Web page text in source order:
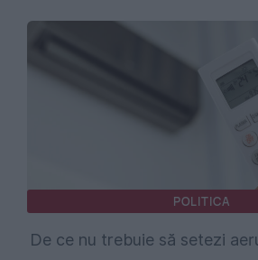
POLITICA
De ce nu trebuie să setezi